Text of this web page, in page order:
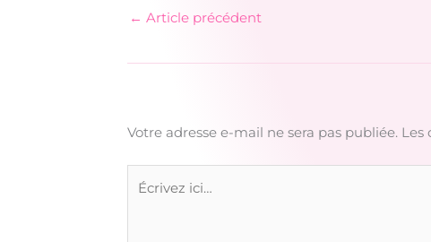
← Article précédent
Votre adresse e-mail ne sera pas publiée. Les